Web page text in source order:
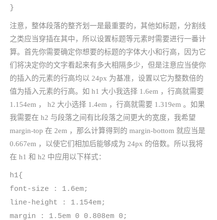
}
注意，整体段落的整齐划一是最重要的，其他如标题，分割线
之类应当穿插在其中，所以设置标题等元素时需要进行一番计
算。首先你需要确定你想要的标题的字体大小和行高，因为它
们将决定你的文字看起来有多大相隔多少，但是注意应当使你
的插入的元素的行高均以 24px 为基准，设置以它为整数倍的
值为插入元素的行高。如 h1 大小我选择 1.6em ，行高就需要
1.154em ， h2 大小选择 1.4em ，行高就需要 1.319em 。如果
我需要在 h2 与段落之间有比段落之间更大的宽度，我希望
margin-top 在 2em ，那么计算得到的 margin-bottom 就应当是
0.667em ，以使它们相加后能够成为 24px 的倍数。所以我将
在 h1 和 h2 中应用以下样式：
h1{
font-size : 1.6em;
line-height : 1.154em;
margin : 1.5em 0 0.808em 0;